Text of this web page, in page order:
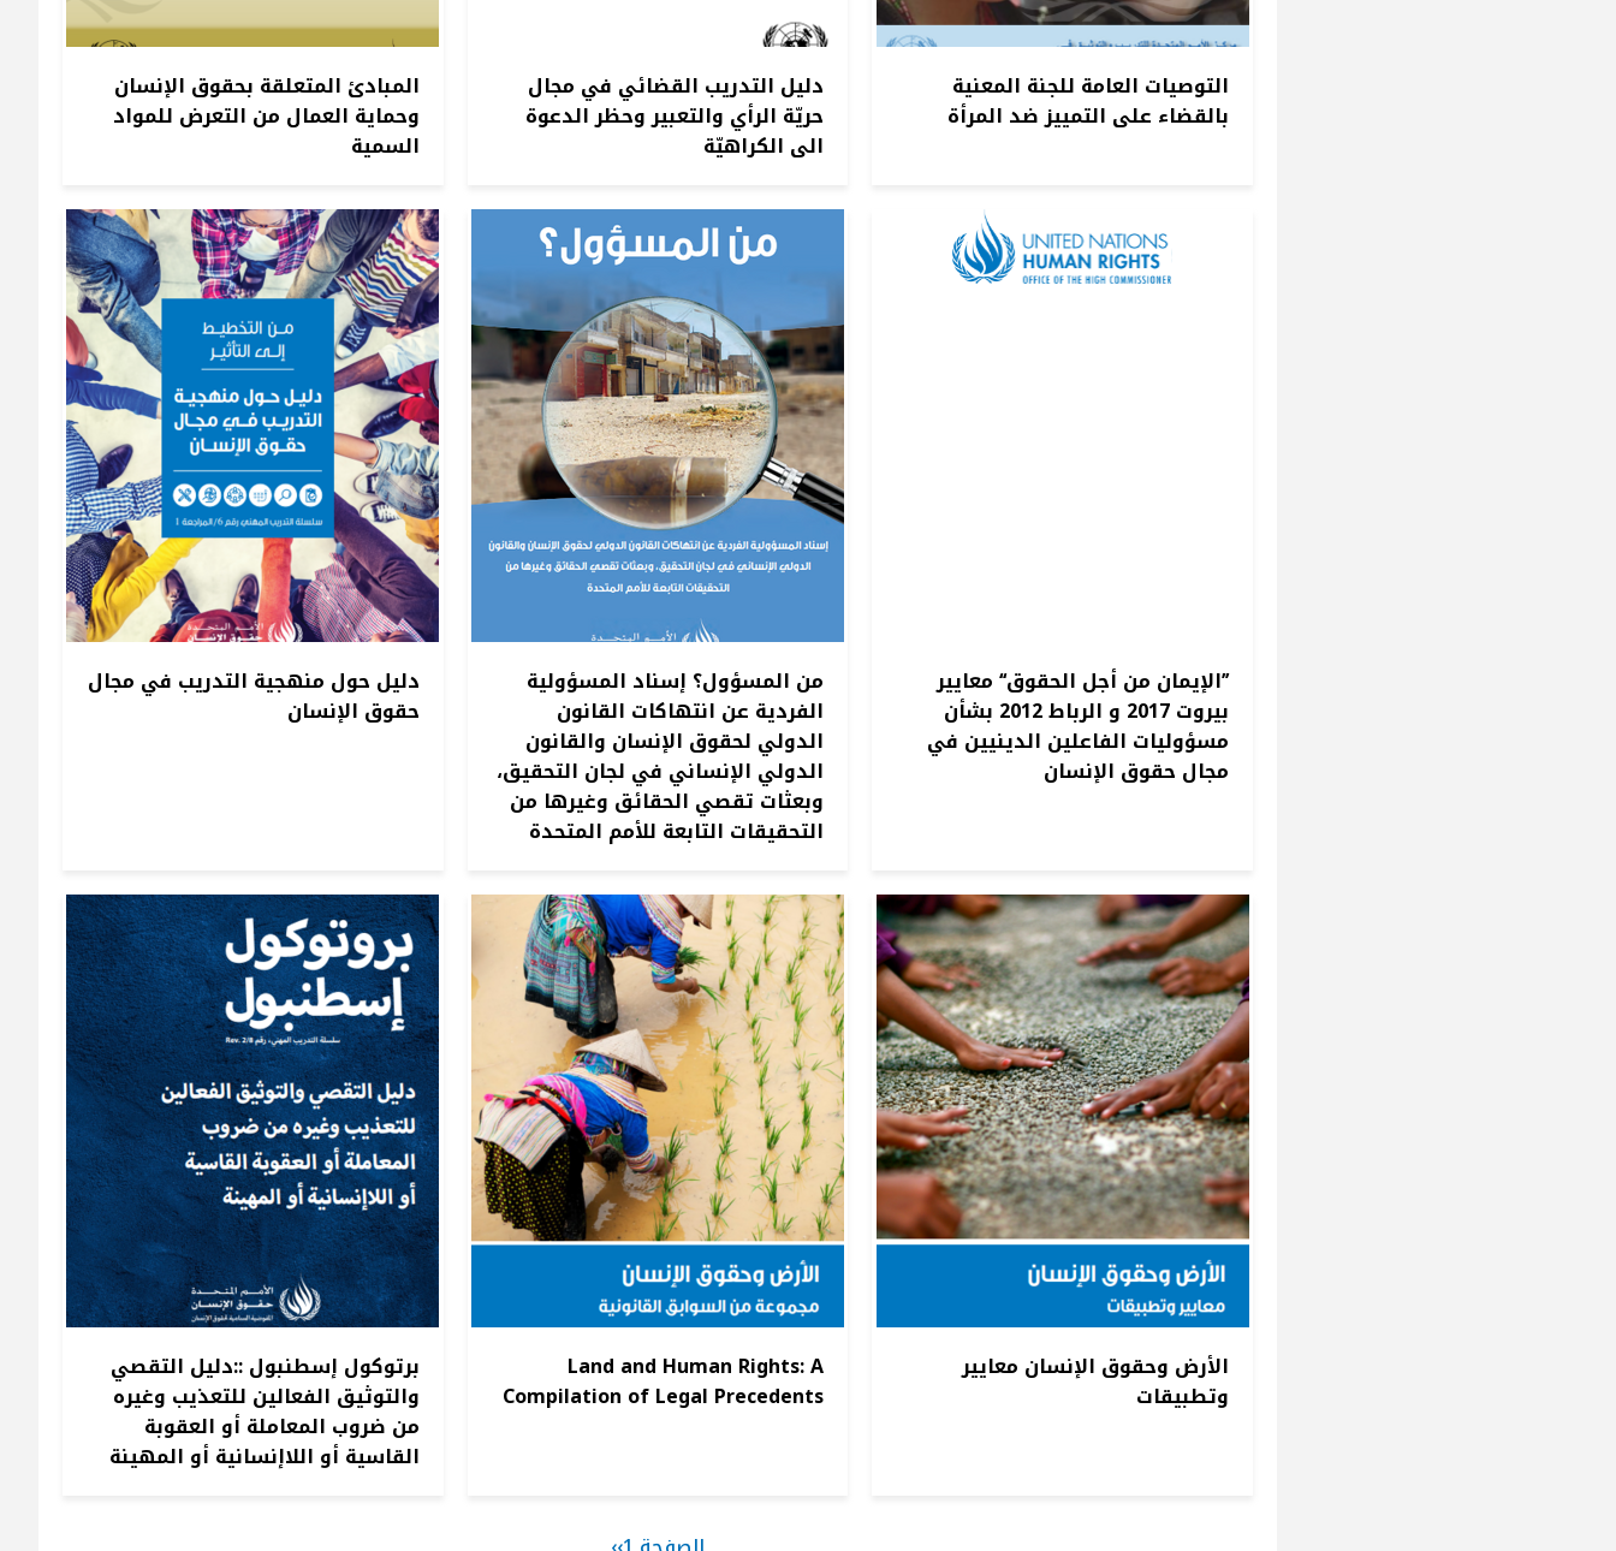
التوصيات العامة للجنة المعنية
بالقضاء على التمييز ضد المرأة
دليل التدريب القضائي في مجال
حريّة الرأي والتعبير وحظر الدعوة
الى الكراهيّة
المبادئ المتعلقة بحقوق الإنسان
وحماية العمال من التعرض للمواد
السمية
’’الإيمان من أجل الحقوق‘‘ معايير
بيروت 2017 و الرباط 2012 بشأن
مسؤوليات الفاعلين الدينيين في
مجال حقوق الإنسان
من المسؤول؟ إسناد المسؤولية
الفردية عن انتهاكات القانون
الدولي لحقوق الإنسان والقانون
الدولي الإنساني في لجان التحقيق،
وبعثات تقصي الحقائق وغيرها من
التحقيقات التابعة للأمم المتحدة
دليل حول منهجية التدريب في مجال
حقوق الإنسان
الأرض وحقوق الإنسان معايير
وتطبيقات
Land and Human Rights: A
Compilation of Legal Precedents
برتوكول إسطنبول ::دليل التقصي
والتوثيق الفعالين للتعذيب وغيره
من ضروب المعاملة أو العقوبة
القاسية أو اللاإنسانية أو المهينة